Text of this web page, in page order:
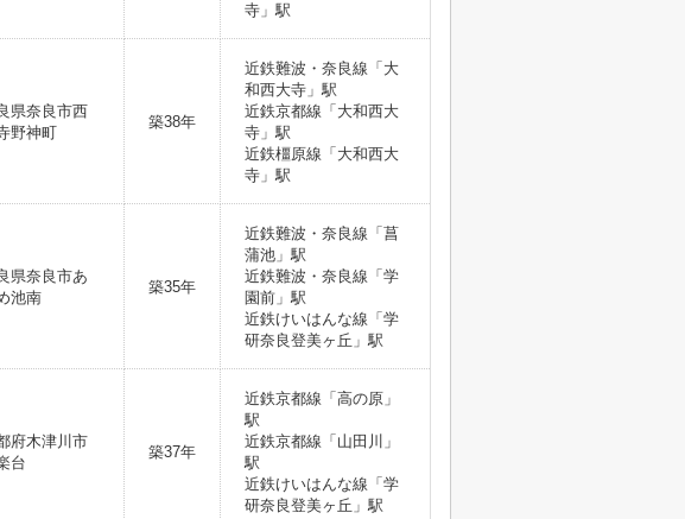
寺」駅
県奈良市西
野神町
築38年
近鉄難波・奈良線「大
和西大寺」駅
近鉄京都線「大和西大
寺」駅
近鉄橿原線「大和西大
寺」駅
県奈良市あ
池南
築35年
近鉄難波・奈良線「菖
蒲池」駅
近鉄難波・奈良線「学
園前」駅
近鉄けいはんな線「学
研奈良登美ヶ丘」駅
府木津川市
台
築37年
近鉄京都線「高の原」
駅
近鉄京都線「山田川」
駅
近鉄けいはんな線「学
研奈良登美ヶ丘」駅